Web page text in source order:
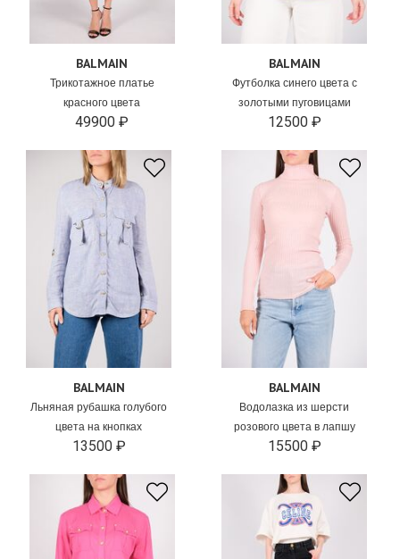
BALMAIN
Трикотажное платье
красного цвета
49900 ₽
BALMAIN
Футболка синего цвета с
золотыми пуговицами
12500 ₽
BALMAIN
Льняная рубашка голубого
цвета на кнопках
13500 ₽
BALMAIN
Водолазка из шерсти
розового цвета в лапшу
15500 ₽